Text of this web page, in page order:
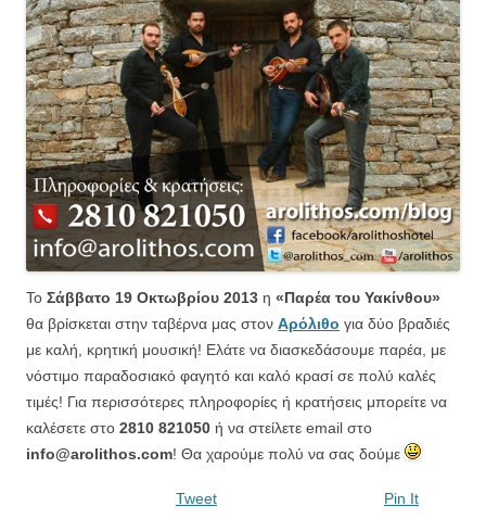
Το Σάββατο 19 Οκτωβρίου 2013 η «Παρέα του Υακίνθου»
θα βρίσκεται στην ταβέρνα μας στον Αρόλιθο για δύο βραδιές
με καλή, κρητική μουσική! Ελάτε να διασκεδάσουμε παρέα, με
νόστιμο παραδοσιακό φαγητό και καλό κρασί σε πολύ καλές
τιμές! Για περισσότερες πληροφορίες ή κρατήσεις μπορείτε να
καλέσετε στο 2810 821050 ή να στείλετε email στο
info@arolithos.com! Θα χαρούμε πολύ να σας δούμε
Tweet Pin It